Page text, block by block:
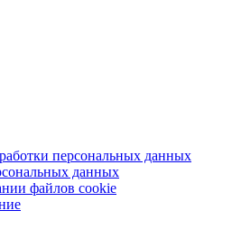
персональных данных
данных
файлов cookie